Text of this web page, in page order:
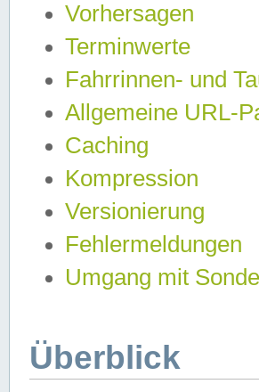
Vorhersagen
Terminwerte
Fahrrinnen- und
Allgemeine URL-
Caching
Kompression
Versionierung
Fehlermeldungen
Umgang mit
Überblick